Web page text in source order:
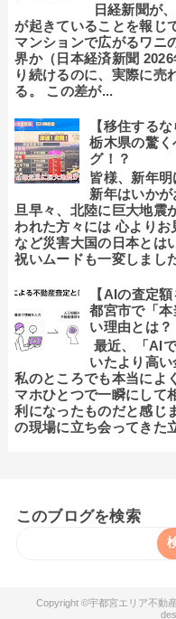
日経新聞が
が起きていることを報じ
マンションで広がるワニ
界か（日本経済新聞
り続けるのに、実際に売
る。 この差が...
【移住する
栃木県の驚
グ！？
皆様、新年明
新年はいか
旦早々、北陸に巨大地震
われた方々には 心より
など災害大国の日本とは
祝いムードも一変しまし
【AIの査定
都宮市で「
い理由とは？
最近、「AI
いたより高い
私のところでも本当によ
マホひとつで一瞬にして
利になったものだと感じ
の現場に立ち会ってきた
このブログを検索
宇都宮エリア不動